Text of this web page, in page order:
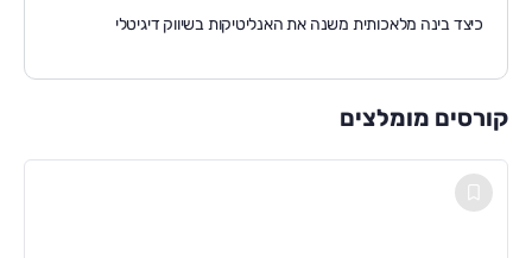
כיצד בינה מלאכותית משנה את האנליטיקות בשיווק דיגיטלי
קורסים מומלצים